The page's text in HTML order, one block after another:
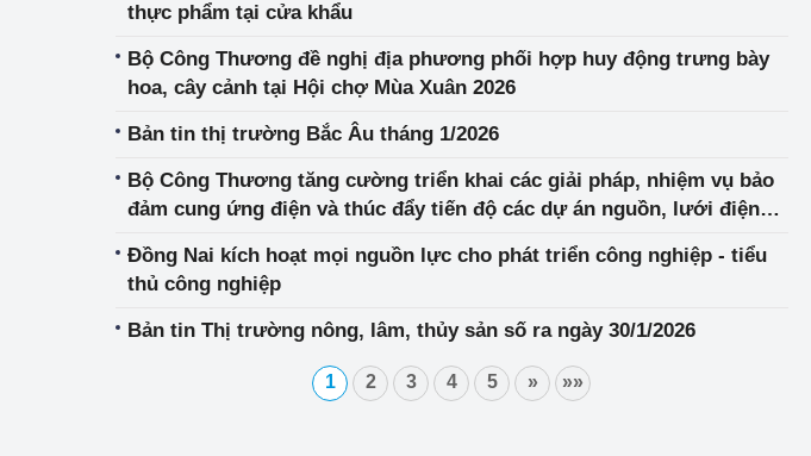
thực phẩm tại cửa khẩu
Bộ Công Thương đề nghị địa phương phối hợp huy động trưng bày
hoa, cây cảnh tại Hội chợ Mùa Xuân 2026
Bản tin thị trường Bắc Âu tháng 1/2026
Bộ Công Thương tăng cường triển khai các giải pháp, nhiệm vụ bảo
đảm cung ứng điện và thúc đẩy tiến độ các dự án nguồn, lưới điện
Đồng Nai kích hoạt mọi nguồn lực cho phát triển công nghiệp - tiểu
thủ công nghiệp
Bản tin Thị trường nông, lâm, thủy sản số ra ngày 30/1/2026
1 2 3 4 5 » »»